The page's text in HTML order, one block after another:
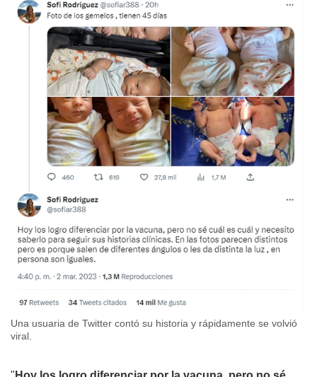
Una usuaria de Twitter contó su historia y rápidamente se volvió
viral.